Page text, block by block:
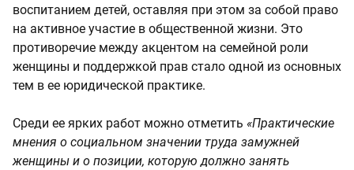
воспитанием детей, оставляя при этом за собой право
на активное участие в общественной жизни. Это
противоречие между акцентом на семейной роли
женщины и поддержкой прав стало одной из основных
тем в ее юридической практике.
Среди ее ярких работ можно отметить «Практические
мнения о социальном значении труда замужней
женщины и о позиции, которую должно занять